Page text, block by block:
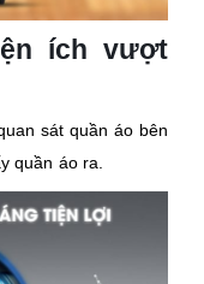
ích vượt
sát quần áo bên
quần áo ra.